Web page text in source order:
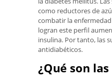
como reductores de
combatir la
logran este perfil
insulina. Por tanto, las
antidiabéticos.
¿Qué son